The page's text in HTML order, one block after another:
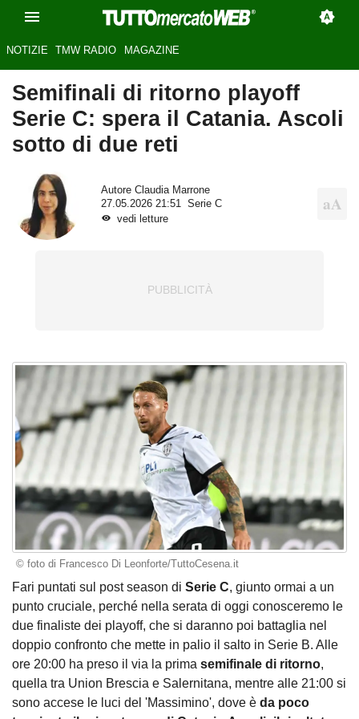
NOTIZIE TMW RADIO MAGAZINE
Semifinali di ritorno playoff
Serie C: spera il Catania. Ascoli
sotto di due reti
Autore Claudia Marrone
27.05.2026 21:51
Serie C
vedi letture
© foto di Francesco Di Leonforte/TuttoCesena.it
Fari puntati sul post season di Serie C, giunto ormai a un
punto cruciale, perché nella serata di oggi conosceremo le
due finaliste dei playoff, che si daranno poi battaglia nel
doppio confronto che mette in palio il salto in Serie B. Alle
ore 20:00 ha preso il via la prima semifinale di ritorno,
quella tra Union Brescia e Salernitana, mentre alle 21:00 si
sono accese le luci del 'Massimino', dove è da poco